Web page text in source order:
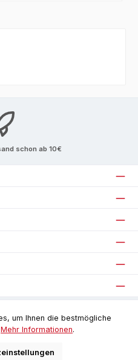
schon ab 10€
um Ihnen die bestmögliche
Mehr Informationen.